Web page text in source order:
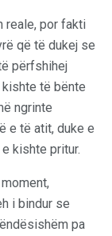
reale, por fakti
që të dukej se
përfshihej
të bënte
ngrinte
e të atit, duke e
kishte pritur.
i bindur se
pa